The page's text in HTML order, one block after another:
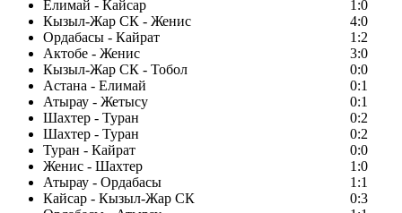
Елимай - Кайсар
1:0
Кызыл-Жар СК - Женис
4:0
Ордабасы - Кайрат
1:2
Актобе - Женис
3:0
Кызыл-Жар СК - Тобол
0:0
Астана - Елимай
0:1
Атырау - Жетысу
0:1
Шахтер - Туран
0:2
Шахтер - Туран
0:2
Туран - Кайрат
0:0
Женис - Шахтер
1:0
Атырау - Ордабасы
1:1
Кайсар - Кызыл-Жар СК
0:3